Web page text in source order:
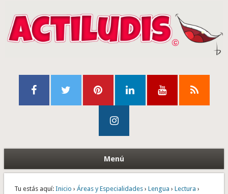
Menú
Tu estás aquí: Inicio › Áreas y Especialidades› Lengua › Lectura ›